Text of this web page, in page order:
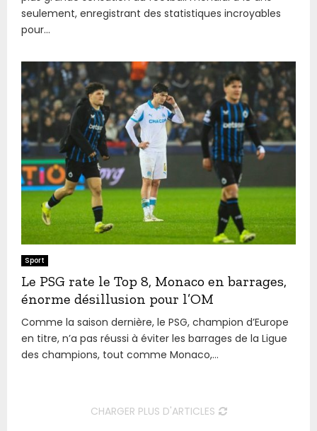
seulement, enregistrant des statistiques incroyables
pour...
Sport
Le PSG rate le Top 8, Monaco en barrages,
énorme désillusion pour l’OM
Comme la saison dernière, le PSG, champion d’Europe
en titre, n’a pas réussi à éviter les barrages de la Ligue
des champions, tout comme Monaco,...
CHARGER PLUS D'ARTICLES